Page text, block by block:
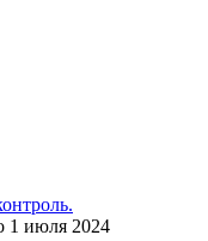
1 июля 2024